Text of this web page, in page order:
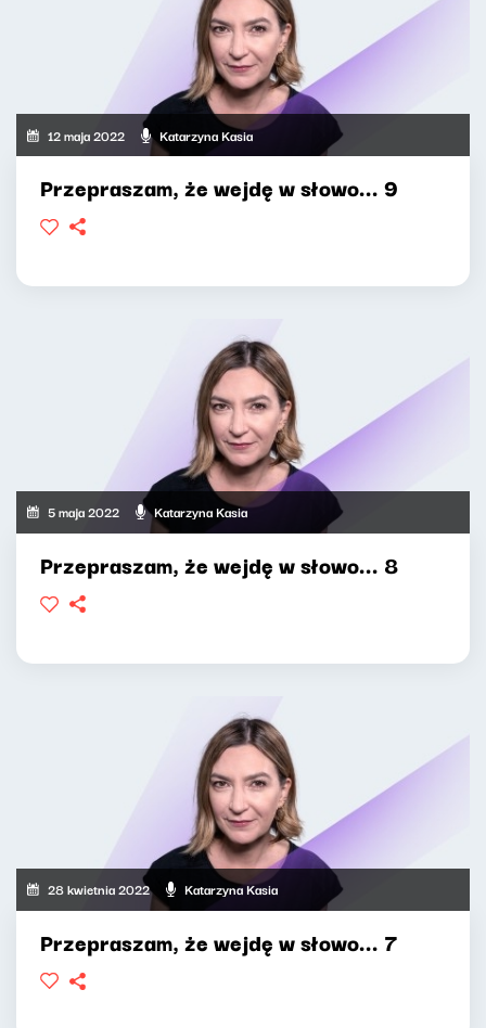
12 maja 2022 Katarzyna Kasia
Przepraszam, że wejdę w słowo... 9
5 maja 2022 Katarzyna Kasia
Przepraszam, że wejdę w słowo... 8
28 kwietnia 2022 Katarzyna Kasia
Przepraszam, że wejdę w słowo... 7